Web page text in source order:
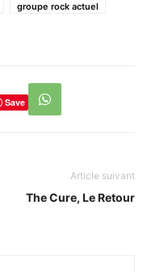
groupe rock actuel
Save
Article suivant
The Cure, Le Retour